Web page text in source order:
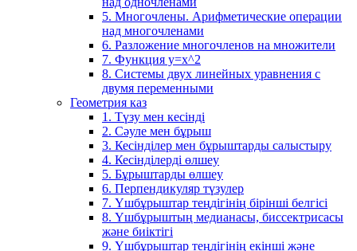
5. Многочлены. Арифметические операции
над многочленами
6. Разложение многочленов на множители
7. Функция y=x^2
8. Системы двух линейных уравнения с
двумя переменными
Геометрия каз
1. Түзу мен кесінді
2. Сәуле мен бұрыш
3. Кесінділер мен бұрыштарды салыстыру
4. Кесінділерді өлшеу
5. Бұрыштарды өлшеу
6. Перпендикуляр түзулер
7. Үшбұрыштар теңдігінің бірінші белгісі
8. Үшбұрыштың медианасы, биссектрисасы
және биіктігі
9. Үшбұрыштар теңдігінің екінші және